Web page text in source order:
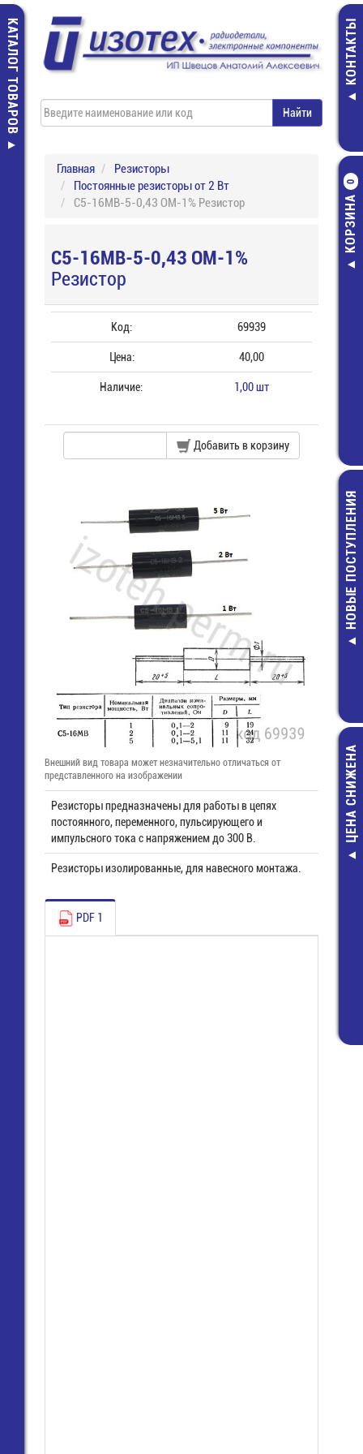
КАТАЛОГ ТОВАРОВ КОНТАКТЫ
КОРЗИНА
0
236-100
крышка
17,00 руб.
НОВЫЕ ПОСТУПЛЕНИЯ
ЦЕНА СНИЖЕНА
Главная
Резисторы
Постоянные резисторы от 2 Вт
С5-16МВ-5-0,43 ОМ-1% Резистор
С5-16МВ-5-0,43 ОМ-1%
Резистор
Код: 69939
Цена: 40,00
Наличие: 1,00 шт
Добавить в корзину
Внешний вид товара может незначительно отличаться от
представленного на изображении
Резисторы предназначены для работы в цепях
постоянного, переменного, пульсирующего и
импульсного тока с напряжением до 300 В.
Резисторы изолированные, для навесного монтажа.
PDF 1